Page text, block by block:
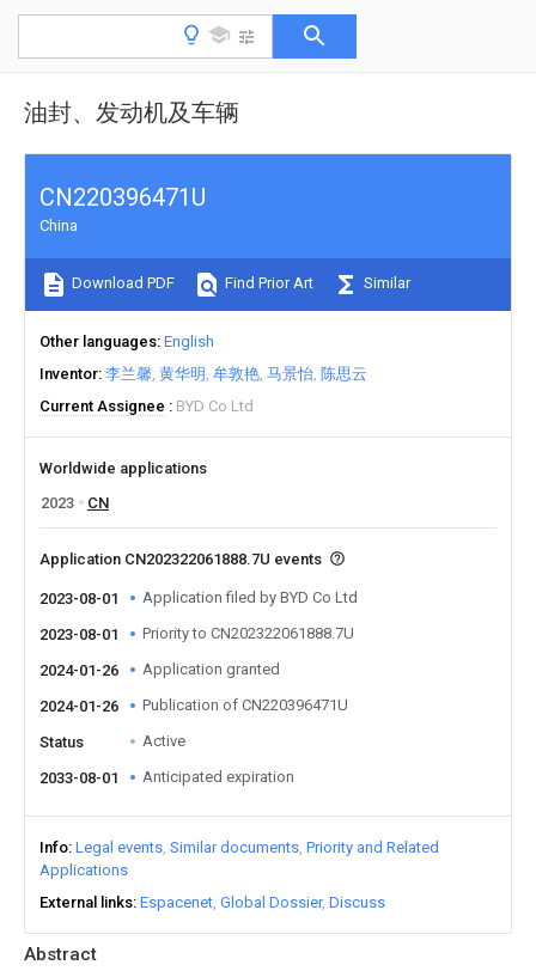
油封、发动机及车辆
Abstract
CN220396471U
China
Download PDF Find Prior Art Similar
Other languages English
Inventor 李兰馨 黄华明 牟敦艳 马景怡 陈思云
Current Assignee
BYD Co Ltd
Worldwide applications
2023
CN
Application CN202322061888.7U events
2023-08-01 Application filed by BYD Co Ltd
2023-08-01 Priority to CN202322061888.7U
2024-01-26 Application granted
2024-01-26 Publication of CN220396471U
Status Active
2033-08-01 Anticipated expiration
Info Legal events Similar documents Priority and Related
Applications
External links Espacenet Global Dossier Discuss